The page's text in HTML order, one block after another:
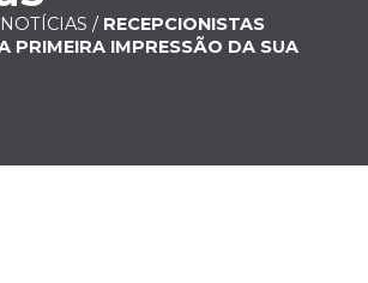
NOTÍCIAS / RECEPCIONISTAS
PRIMEIRA IMPRESSÃO DA SUA